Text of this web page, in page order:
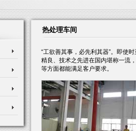
热处理车间
“工欲善其事，必先利其器”。即使
精良、技术之先进在国内堪称一流
等方面都能满足客户要求。